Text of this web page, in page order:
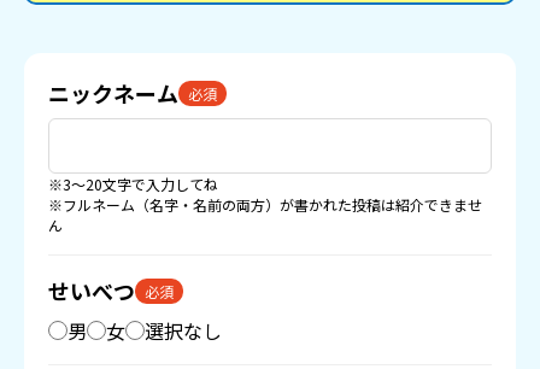
ニックネーム 必須
※3〜20文字で入力してね
※フルネーム（名字・名前の両方）が書かれた投稿は紹介できませ
ん
せいべつ 必須
男 女 選択なし